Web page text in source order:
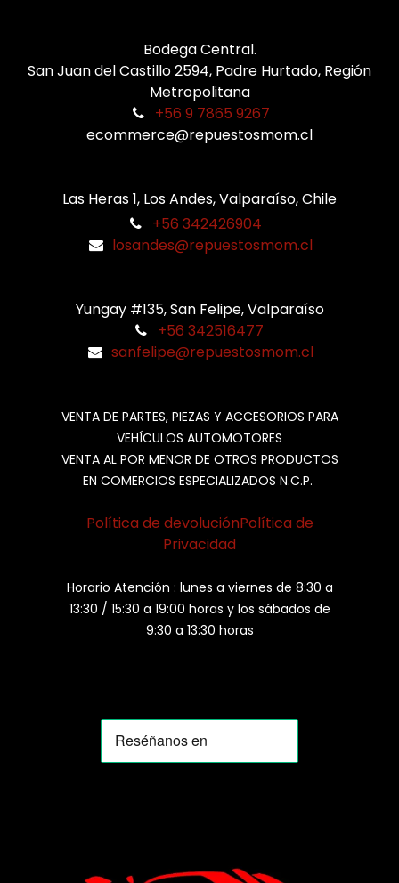
Bodega Central.
San Juan del Castillo 2594, Padre Hurtado, Región
Metropolitana
+56 9 7865 9267
ecommerce@repuestosmom.cl
Las Heras 1, Los Andes, Valparaíso, Chile
+56 342426904
losandes@repuestosmom.cl
Yungay #135, San Felipe, Valparaíso
+56 342516477
sanfelipe@repuestosmom.cl
VENTA DE PARTES, PIEZAS Y ACCESORIOS PARA
VEHÍCULOS AUTOMOTORES
VENTA AL POR MENOR DE OTROS PRODUCTOS
EN COMERCIOS ESPECIALIZADOS N.C.P.
Política de devoluciónPolítica de
Privacidad
Horario Atención : lunes a viernes de 8:30 a
13:30 / 15:30 a 19:00 horas y los sábados de
9:30 a 13:30 horas